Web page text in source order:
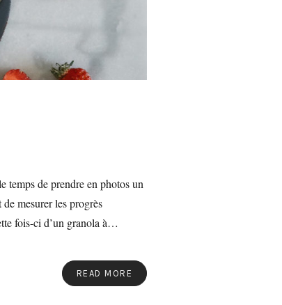
temps de prendre en photos un
mesurer les progrès
fois-ci d’un granola à…
READ MORE